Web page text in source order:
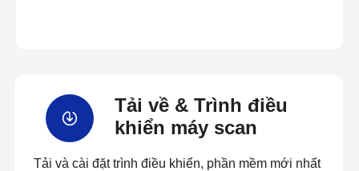
Tải về & Trình điều
khiển máy scan
Tải và cài đặt trình điều khiển, phần mềm mới nhất